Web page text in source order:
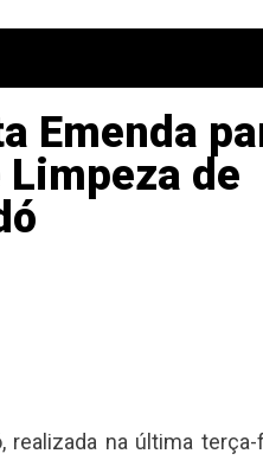
Emenda
Limpeza de
realizada na última